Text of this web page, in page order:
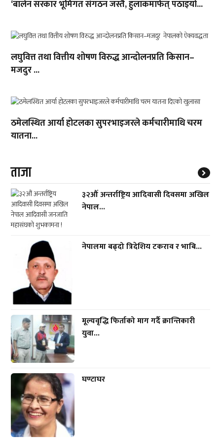
‘बालेन सरकार भूमिगत संगठन जस्तै, हुलाकमार्फत् पठाइयो...
लघुवित्त तथा वित्तीय शोषण विरुद्ध आन्दोलनप्रति किसान–
मजदुर ...
ठमेलस्थित आर्या होटलका सुपरभाइजरले कर्मचारीमाथि चरम
यातना...
ताजा
३२औं अन्तर्राष्ट्रिय आदिवासी दिवसमा अखिल
नेपाल...
नेपालमा बढ्दो त्रिदेशिय टकराव र भाबि...
मूल्यवृद्धि फिर्ताको माग गर्दै क्रान्तिकारी
युवा...
घण्टाघर